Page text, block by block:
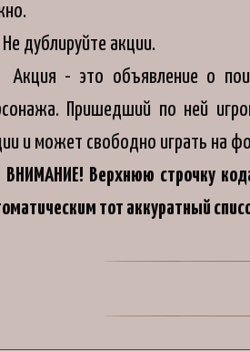
дублируйте акции.
- это объявление о
Пришедший по ней
и может свободно играть на
Верхнюю строчку
тот аккуратный